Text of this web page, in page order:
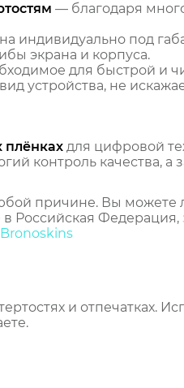
— благодаря
индивидуально под
экрана и корпуса.
для быстрой и
устройства, не
для цифровой
контроль качества,
причине. Вы можете
Российская Федерация,
и отпечатках.